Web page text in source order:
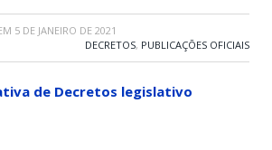
5 DE JANEIRO DE 2021
DECRETOS, PUBLICAÇÕES OFICIAIS
de Decretos legislativo